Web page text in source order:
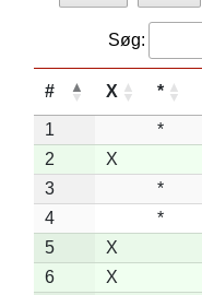
Søg:
# X *
1 *
2
X
3
*
4
*
5
X
6
X